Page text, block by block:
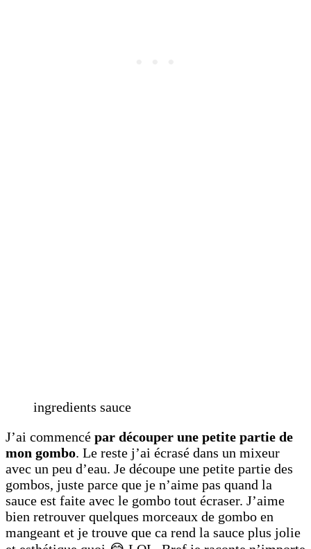
ingredients sauce
J’ai commencé par découper une petite partie de
mon gombo. Le reste j’ai écrasé dans un mixeur
avec un peu d’eau. Je découpe une petite partie des
gombos, juste parce que je n’aime pas quand la
sauce est faite avec le gombo tout écraser. J’aime
bien retrouver quelques morceaux de gombo en
mangeant et je trouve que ca rend la sauce plus jolie